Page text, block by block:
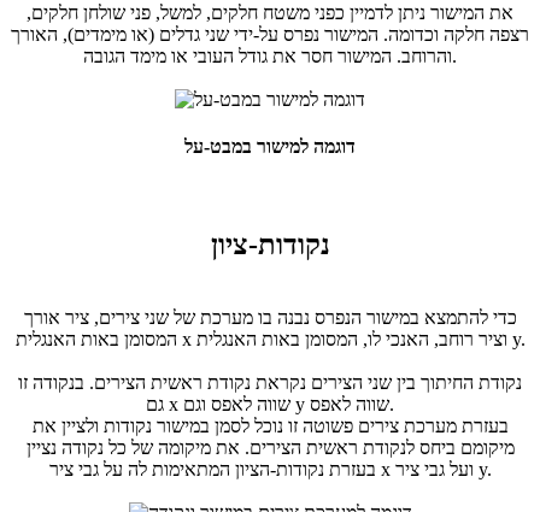
את המישור ניתן לדמיין כפני משטח חלקים, למשל, פני שולחן חלקים,
רצפה חלקה וכדומה. המישור נפרס על-ידי שני גדלים (או מימדים), האורך
והרוחב. המישור חסר את גודל העובי או מימד הגובה.
דוגמה למישור במבט-על
נקודות-ציון
כדי להתמצא במישור הנפרס נבנה בו מערכת של שני צירים, ציר אורך
המסומן באות האנגלית x וציר רוחב, האנכי לו, המסומן באות האנגלית y.
נקודת החיתוך בין שני הצירים נקראת נקודת ראשית הצירים. בנקודה זו
גם x שווה לאפס וגם y שווה לאפס.
בעזרת מערכת צירים פשוטה זו נוכל לסמן במישור נקודות ולציין את
מיקומם ביחס לנקודת ראשית הצירים. את מיקומה של כל נקודה נציין
בעזרת נקודות-הציון המתאימות לה על גבי ציר x ועל גבי ציר y.